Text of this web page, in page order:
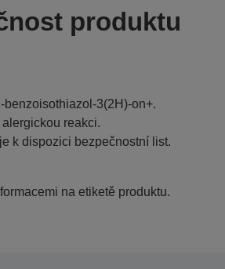
produktu
benzoisothiazol-3(2H)-on+.
reakci.
k dispozici bezpečnostní list.
na etiketě produktu.